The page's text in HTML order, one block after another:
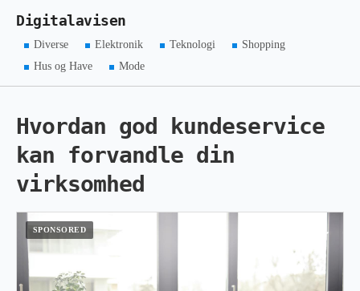
Digitalavisen
Diverse Elektronik Teknologi
Shopping
Hus og Have
Mode
Hvordan god kundeservice
kan forvandle din
virksomhed